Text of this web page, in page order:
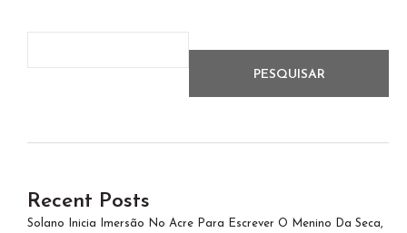
PESQUISAR
Recent Posts
Solano Inicia Imersão No Acre Para Escrever O Menino Da Seca,